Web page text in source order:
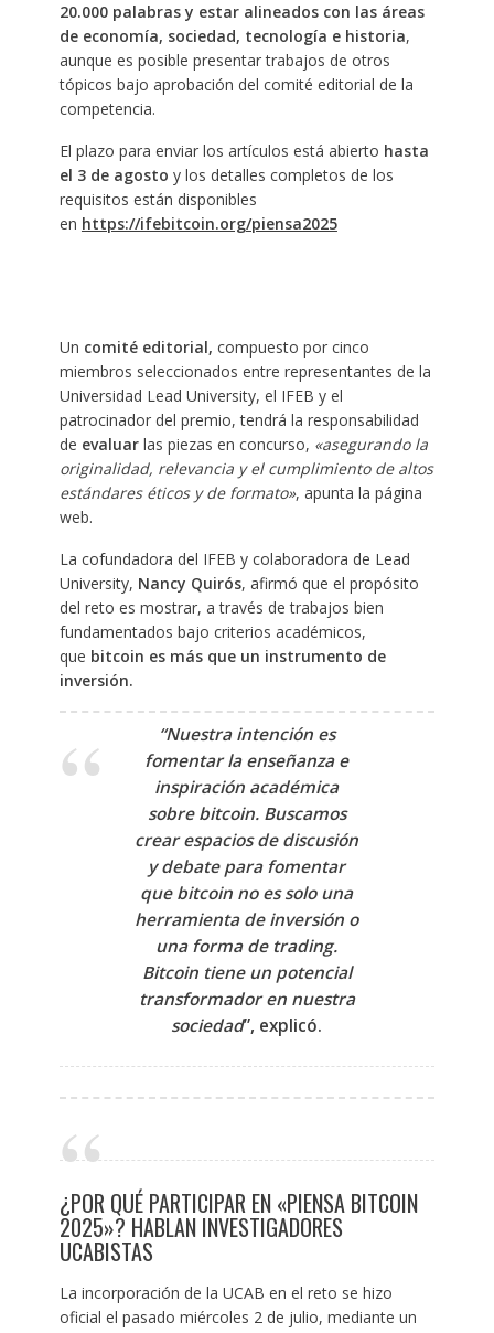
20.000 palabras y estar alineados con las áreas
de economía, sociedad, tecnología e historia,
aunque es posible presentar trabajos de otros
tópicos bajo aprobación del comité editorial de la
competencia.
El plazo para enviar los artículos está abierto hasta
el 3 de agosto y los detalles completos de los
requisitos están disponibles
en https://ifebitcoin.org/piensa2025
Un comité editorial, compuesto por cinco
miembros seleccionados entre representantes de la
Universidad Lead University, el IFEB y el
patrocinador del premio, tendrá la responsabilidad
de evaluarlas piezas en concurso, «asegurando la
originalidad, relevancia y el cumplimiento de altos
estándares éticos y de formato», apunta la página
web.
La cofundadora del IFEB y colaboradora de Lead
University, Nancy Quirós, afirmó que el propósito
del reto es mostrar, a través de trabajos bien
fundamentados bajo criterios académicos,
que bitcoin es más que un instrumento de
inversión.
“Nuestra intención es
fomentar la enseñanza e
inspiración académica
sobre bitcoin. Buscamos
crear espacios de discusión
y debate para fomentar
que bitcoin no es solo una
herramienta de inversión o
una forma de trading.
Bitcoin tiene un potencial
transformador en nuestra
sociedad”, explicó.
¿POR QUÉ PARTICIPAR EN «PIENSA BITCOIN
2025»? HABLAN INVESTIGADORES
UCABISTAS
La incorporación de la UCAB en el reto se hizo
oficial el pasado miércoles 2 de julio, mediante un